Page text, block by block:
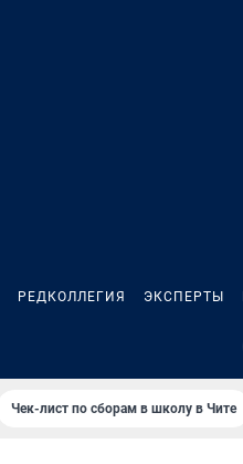
РЕДКОЛЛЕГИЯ ЭКСПЕРТЫ
Чек-лист по сборам в школу в Чите